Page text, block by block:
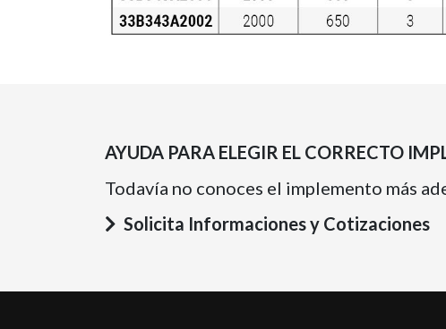
AYUDA PARA ELEGIR EL CORRECTO
Todavía no conoces el implemento más
Solicita Informaciones y Cotizaciones